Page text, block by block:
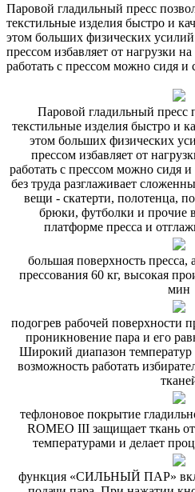
Паровой гладильный пресс
текстильные изделия быстро и
этом больших физических
прессом избавляет от нагрузки
работать с прессом можно сидя и
Паровой гладильный пресс
текстильные изделия быстро и
этом больших физических
прессом избавляет от
работать с прессом можно сидя
без труда разглаживает
вещи - скатерти, полотенца,
брюки, футболки и прочие
платформе пресса и
большая поверхность пресса,
прессования 60 кг, высокая
мин
подогрев рабочей поверхности
проникновение пара и его
Широкий диапазон температур
возможность работать
тефлоновое покрытие
ROMEO III защищает ткань
температурами и делает
функция «СИЛЬНЫЙ ПАР»